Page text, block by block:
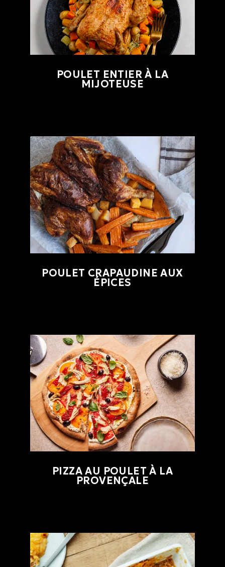
POULET ENTIER À LA
MIJOTEUSE
POULET CRAPAUDINE AUX
ÉPICES
PIZZA AU POULET À LA
PROVENÇALE